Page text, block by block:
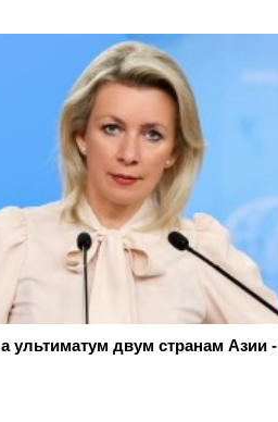
ультиматум двум странам Азии -